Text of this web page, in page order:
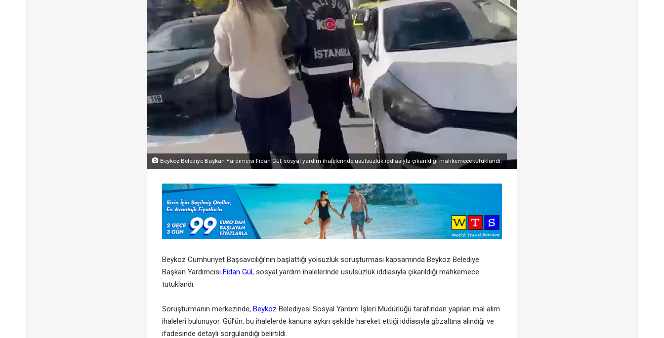
Beykoz Belediye Başkan Yardımcısı Fidan Gül, sosyal yardım ihalelerinde usulsüzlük iddiasıyla çıkarıldığı mahkemece tutuklandı.
Beykoz Cumhuriyet Başsavcılığı’nın başlattığı yolsuzluk soruşturması kapsamında Beykoz Belediye
Başkan Yardımcısı Fidan Gül, sosyal yardım ihalelerinde usulsüzlük iddiasıyla çıkarıldığı mahkemece
tutuklandı.
Soruşturmanın merkezinde, Beykoz Belediyesi Sosyal Yardım İşleri Müdürlüğü tarafından yapılan mal alım
ihaleleri bulunuyor. Gül’ün, bu ihalelerde kanuna aykırı şekilde hareket ettiği iddiasıyla gözaltına alındığı ve
ifadesinde detaylı sorgulandığı belirtildi.